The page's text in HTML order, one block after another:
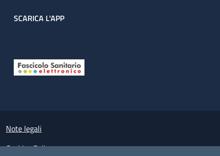
SCARICA L'APP
Small prints
Note legali
Cookies Policy